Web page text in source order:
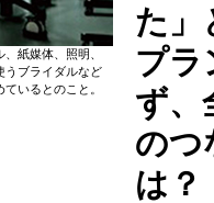
紙媒体、照明、
うブライダルなど
いるとのこと。
た」
プラ
ず、
のつ
は？